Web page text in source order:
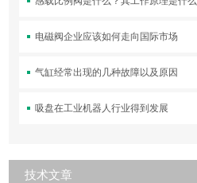
电磁阀企业应该如何走向国际市场
气缸经常出现的几种故障以及原因
吸盘在工业机器人行业得到发展
技术文章